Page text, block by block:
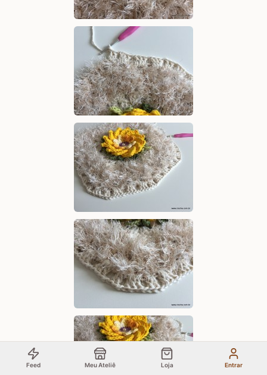
Feed Meu Ateliê Loja Entrar